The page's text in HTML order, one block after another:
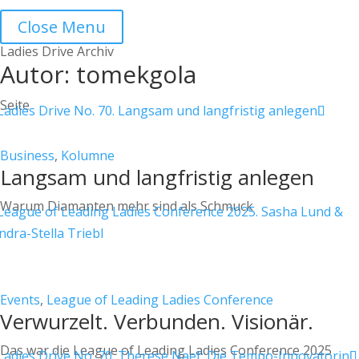
Close Menu
Ladies Drive Archiv
Autor: tomekgola
Seite
Business, Kolumne
Langsam und langfristig anlegen
Warum Diamanten mehr sind als Schmuck
Events, League of Leading Ladies Conference
Verwurzelt. Verbunden. Visionär.
Das war die League of Leading Ladies Conference 2025